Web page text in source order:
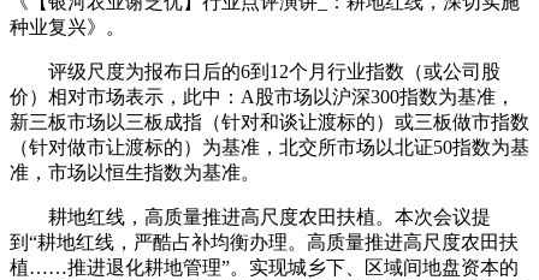
种业复兴》。
评级尺度为报布日后的6到12个月行业指数（或公司股
价）相对市场表示，此中：A股市场以沪深300指数为基准，
新三板市场以三板成指（针对和谈让渡标的）或三板做市指数
（针对做市让渡标的）为基准，北交所市场以北证50指数为基
准，市场以恒生指数为基准。
耕地红线，高质量推进高尺度农田扶植。本次会议提
到“耕地红线，严酷占补均衡办理。高质量推进高尺度农田扶
植……推进退化耕地管理”。实现城乡下、区域间地盘资本的